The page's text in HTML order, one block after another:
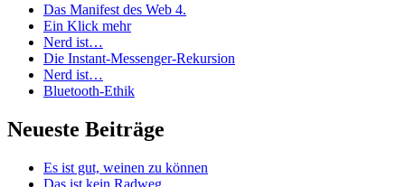
Das Manifest des Web 4.
Ein Klick mehr
Nerd ist…
Die Instant-Messenger-Rekursion
Nerd ist…
Bluetooth-Ethik
Neueste Beiträge
Es ist gut, weinen zu können
Das ist kein Radweg